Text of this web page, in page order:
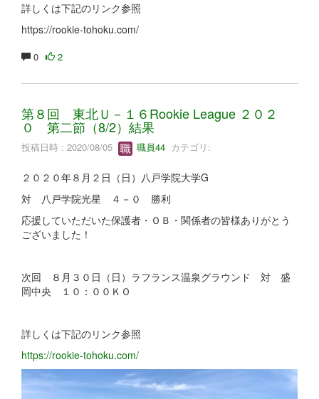
詳しくは下記のリンク参照
https://rookie-tohoku.com/
0 2
第８回 東北Ｕ－１６Rookie League ２０２
０ 第二節（8/2）結果
投稿日時 : 2020/08/05 職員44 カテゴリ:
２０２０年８月２日（日）八戸学院大学G
対 八戸学院光星 ４－０ 勝利
応援していただいた保護者・ＯＢ・関係者の皆様ありがとう
ございました！
次回 ８月３０日（日）ラフランス温泉グラウンド 対 盛
岡中央 １０：００ＫＯ
詳しくは下記のリンク参照
https://rookie-tohoku.com/